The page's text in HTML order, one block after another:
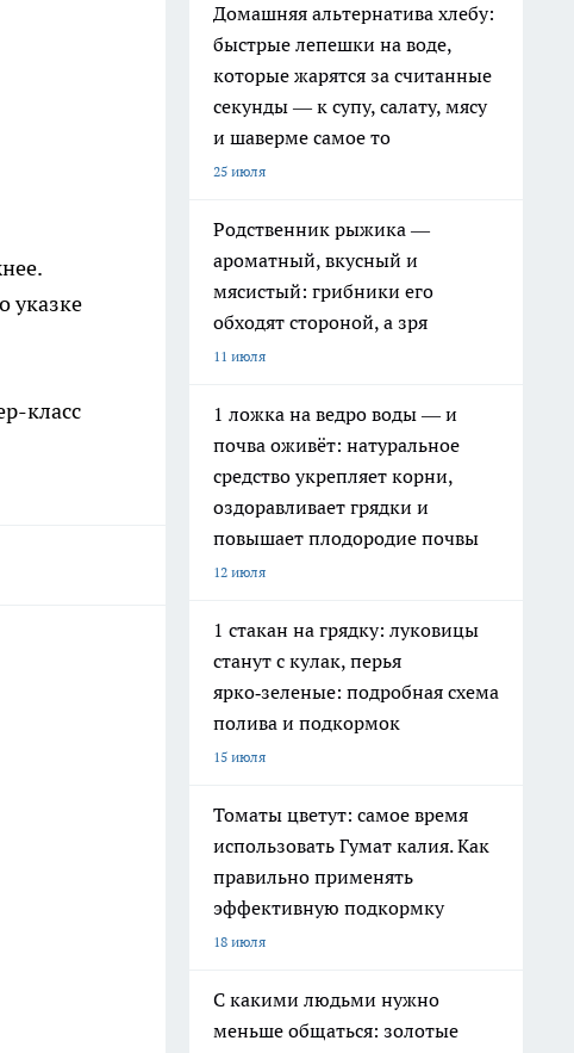
указке
класс
Домашняя альтернатива хлебу:
быстрые лепешки на воде,
которые жарятся за считанные
секунды — к супу, салату, мясу
и шаверме самое то
25 июля
Родственник рыжика —
ароматный, вкусный и
мясистый: грибники его
обходят стороной, а зря
11 июля
1 ложка на ведро воды — и
почва оживёт: натуральное
средство укрепляет корни,
оздоравливает грядки и
повышает плодородие почвы
12 июля
1 стакан на грядку: луковицы
станут с кулак, перья
ярко‑зеленые: подробная схема
полива и подкормок
15 июля
Томаты цветут: самое время
использовать Гумат калия. Как
правильно применять
эффективную подкормку
18 июля
С какими людьми нужно
меньше общаться: золотые